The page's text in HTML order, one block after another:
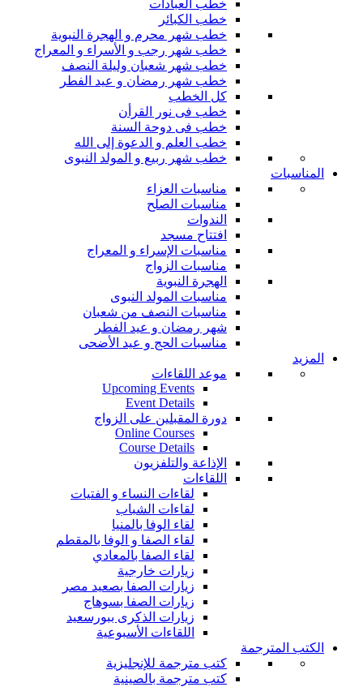
خطب العبادات
خطب الكبائر
خطب شهر محرم و الهجرة النبوية
خطب شهر رجب و الأسراء و المعراج
خطب شهر شعبان وليلة النصف
خطب شهر رمضان و عيد الفطر
كل الخطب
خطب فى نور القرأن
خطب فى دوحة السنة
خطب العلم و الدعوة إلى الله
خطب شهر ربيع و المولد النبوى
المناسبات
مناسبات العزاء
مناسبات الصلح
الندوات
افتتاح مسجد
مناسبات الإسراء و المعراج
مناسبات الزواج
الهجرة النبوية
مناسبات المولد النبوى
مناسبات النصف من شعبان
شهر رمضان و عيد الفطر
مناسبات الحج و عيد الأضحى
المزيد
موعد اللقاءات
Upcoming Events
Event Details
دورة المقبلين على الزواج
Online Courses
Course Details
الإذاعة والتلفزيون
اللقاءات
لقاءات النساء و الفتيات
لقاءات الشباب
لقاء الوفا بالمنيا
لقاء الصفا و الوفا بالمقطم
لقاء الصفا بالمعادي
زيارات خارجية
زيارات الصفا بصعيد مصر
زيارات الصفا بسوهاج
زيارات الذكرى ببورسعيد
اللقاءات الأسبوعية
الكتب المترجمة
كتب مترجمة للإنجليزية
كتب مترجمة بالصينية